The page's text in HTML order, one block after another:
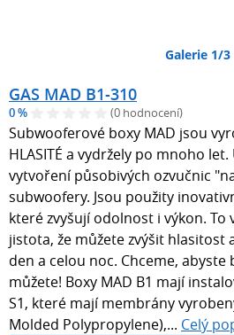
Galerie 1/3
GAS MAD B1-310
0 % (0 hodnocení)
Subwooferové boxy MAD jsou
HLASITÉ a vydržely po mnoho
vytvoření působivých ozvučnic
subwoofery. Jsou použity
které zvyšují odolnost i výkon. To
jistota, že můžete zvýšit hlasitost
den a celou noc. Chceme, abyste
můžete! Boxy MAD B1 mají
S1, které mají membrány
Molded Polypropylene),... Celý